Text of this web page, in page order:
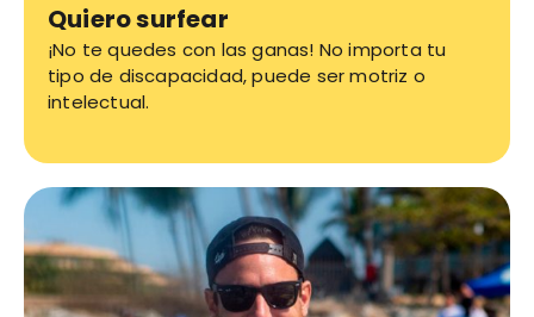
Quiero surfear
¡No te quedes con las ganas! No importa tu
tipo de discapacidad, puede ser motriz o
intelectual.